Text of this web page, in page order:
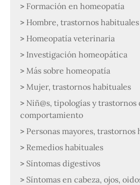
Formación en homeopatía
Hombre, trastornos habituales
Homeopatía veterinaria
Investigación homeopática
Más sobre homeopatía
Mujer, trastornos habituales
Niñ@s, tipologías y trastornos
comportamiento
Personas mayores, trastornos
Remedios habituales
Síntomas digestivos
Síntomas en cabeza, ojos,